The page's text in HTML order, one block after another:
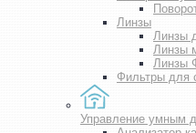
Линзы
Линзы
Линзы
Линзы
Фильтры для
Управление умным